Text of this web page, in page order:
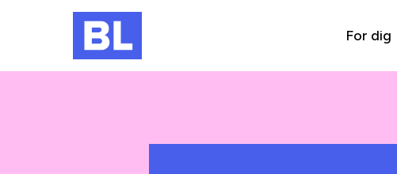
For dig